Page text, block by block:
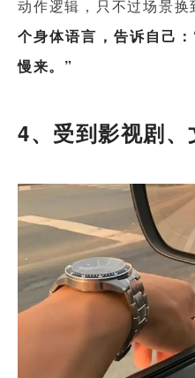
动作逻辑，只不过场景换
个身体语言，告诉自己
慢来。”
4、受到影视剧、